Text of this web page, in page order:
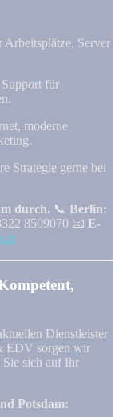
Server
für
moderne
Strategie gerne bei
durch. 📞 Berlin:
8509070 📧 E-
Dienstleister
EDV sorgen wir
sich auf Ihr
Potsdam: